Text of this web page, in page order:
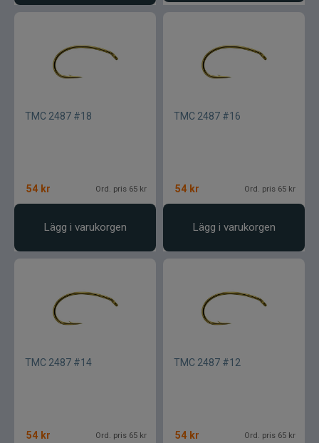
TMC 2487 #18
54 kr Ord. pris 65 kr
Lägg i varukorgen
TMC 2487 #16
54 kr Ord. pris 65 kr
Lägg i varukorgen
TMC 2487 #14
54 kr Ord. pris 65 kr
TMC 2487 #12
54 kr Ord. pris 65 kr